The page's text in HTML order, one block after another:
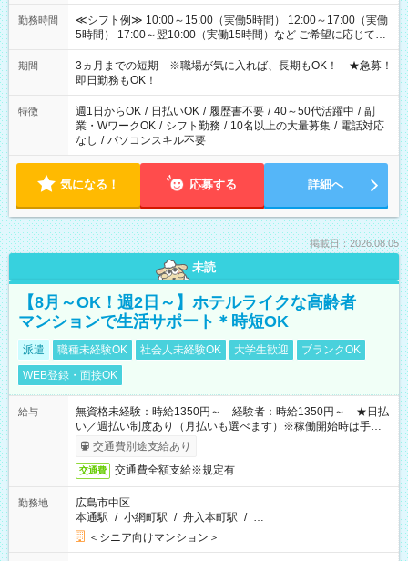
勤務時間
≪シフト例≫ 10:00～15:00（実働5時間） 12:00～17:00（実働
5時間） 17:00～翌10:00（実働15時間）など ご希望に応じて、
働く時間は調整できます！ お気軽に担当へ相談ください！
期間
3ヵ月までの短期 ※職場が気に入れば、長期もOK！ ★急募！
即日勤務もOK！
特徴 週1日からOK / 日払いOK / 履歴書不要 / 40～50代活躍中 / 副
業・WワークOK / シフト勤務 / 10名以上の大量募集 / 電話対応
なし / パソコンスキル不要
気になる！ 応募する 詳細へ
掲載日：2026.08.05
未読
【8月～OK！週2日～】ホテルライクな高齢者
マンションで生活サポート＊時短OK
派遣 職種未経験OK 社会人未経験OK 大学生歓迎
ブランクOK
WEB登録・面接OK
給与
無資格未経験：時給1350円～ 経験者：時給1350円～ ★日払
い／週払い制度あり（月払いも選べます）※稼働開始時は手続き
完了次第のお支払いとなります。
交通費別途支給あり
交通費 交通費全額支給※規定有
勤務地
広島市中区
本通駅 / 小網町駅 / 舟入本町駅 / …
＜シニア向けマンション＞